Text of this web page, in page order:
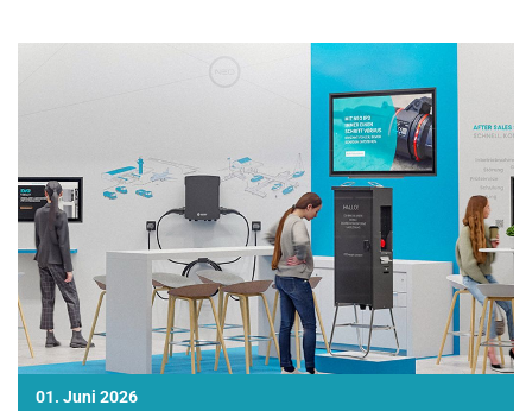
01. Juni 2026